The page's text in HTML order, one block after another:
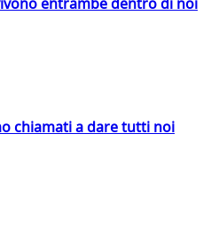
chiamati a dare tutti noi